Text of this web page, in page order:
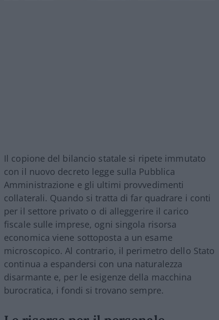
Il copione del bilancio statale si ripete immutato
con il nuovo decreto legge sulla Pubblica
Amministrazione e gli ultimi provvedimenti
collaterali. Quando si tratta di far quadrare i conti
per il settore privato o di alleggerire il carico
fiscale sulle imprese, ogni singola risorsa
economica viene sottoposta a un esame
microscopico. Al contrario, il perimetro dello Stato
continua a espandersi con una naturalezza
disarmante e, per le esigenze della macchina
burocratica, i fondi si trovano sempre.